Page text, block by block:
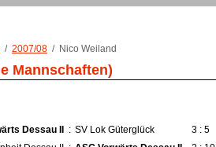
2007/08 Nico Weiland
Mannschaften)
Dessau II : SV Lok Güterglück
3 : 5